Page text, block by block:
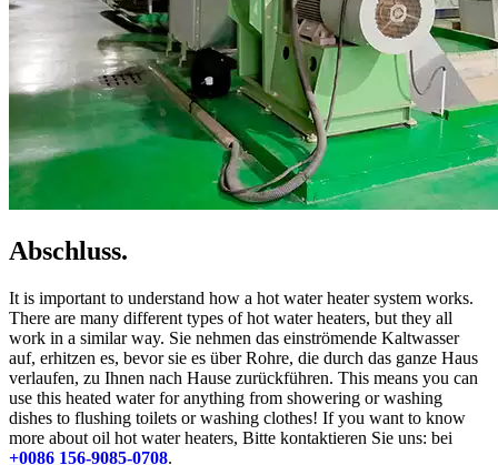
Abschluss.
It is important to understand how a hot water heater system works.
There are many different types of hot water heaters, but they all
work in a similar way. Sie nehmen das einströmende Kaltwasser
auf, erhitzen es, bevor sie es über Rohre, die durch das ganze Haus
verlaufen, zu Ihnen nach Hause zurückführen. This means you can
use this heated water for anything from showering or washing
dishes to flushing toilets or washing clothes! If you want to know
more about oil hot water heaters, Bitte kontaktieren Sie uns: bei
+0086 156-9085-0708.